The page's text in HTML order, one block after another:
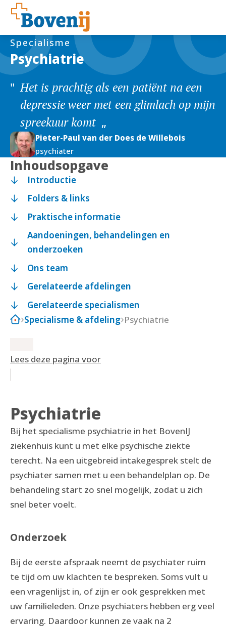
Psychiatrie
Specialisme
Het is prachtig als een patiënt na een
depressie weer met een glimlach op mijn
spreekuur komt
Pieter-Paul van der Does de Willebois
psychiater
Inhoudsopgave
Introductie
Folders & links
Praktische informatie
Aandoeningen, behandelingen en
onderzoeken
Ons team
Gerelateerde afdelingen
Gerelateerde specialismen
Specialisme & afdeling Psychiatrie
Lees deze pagina voor
Psychiatrie
Bij het specialisme psychiatrie in het BovenIJ
ziekenhuis kunt u met elke psychische ziekte
terecht. Na een uitgebreid intakegesprek stelt de
psychiater samen met u een behandelplan op. De
behandeling start zo snel mogelijk, zodat u zich
snel beter voelt.
Onderzoek
Bij de eerste afspraak neemt de psychiater ruim
te tijd om uw klachten te bespreken. Soms vult u
een vragenlijst in, of zijn er ook gesprekken met
uw familieleden. Onze psychiaters hebben erg veel
ervaring. Daardoor kunnen ze vaak na 2